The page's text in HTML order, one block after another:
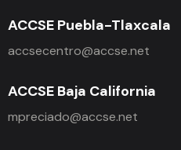
ACCSE Puebla-Tlaxcala
accsecentro@accse.net
ACCSE Baja California
mpreciado@accse.net